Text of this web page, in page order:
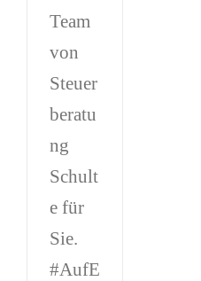
Team
von
Steuer
beratu
ng
Schult
e für
Sie.
#AufE